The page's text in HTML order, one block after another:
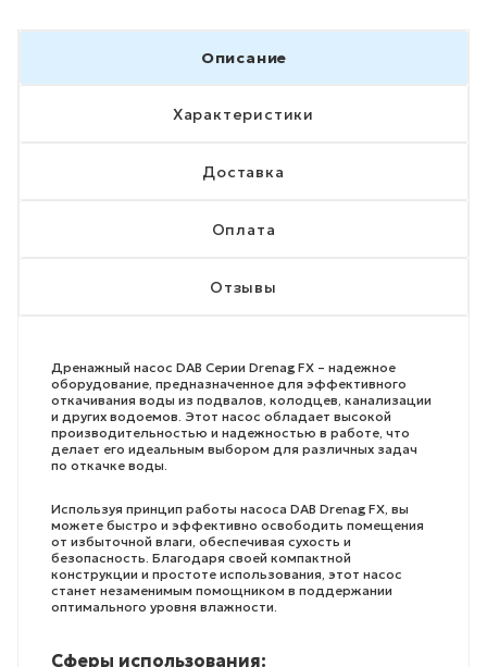
Описание
Характеристики
Доставка
Оплата
Отзывы
Дренажный насос DAB Серии Drenag FX – надежное
оборудование, предназначенное для эффективного
откачивания воды из подвалов, колодцев, канализации
и других водоемов. Этот насос обладает высокой
производительностью и надежностью в работе, что
делает его идеальным выбором для различных задач
по откачке воды.
Используя принцип работы насоса DAB Drenag FX, вы
можете быстро и эффективно освободить помещения
от избыточной влаги, обеспечивая сухость и
безопасность. Благодаря своей компактной
конструкции и простоте использования, этот насос
станет незаменимым помощником в поддержании
оптимального уровня влажности.
Сферы использования: